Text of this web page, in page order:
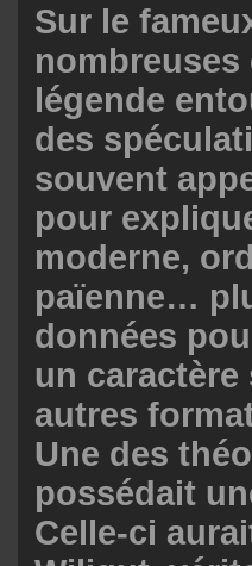
Sur le
légende
des
souvent
pour
moderne,
païenne…
données
un
autres
Une des
possédait
Celle-ci